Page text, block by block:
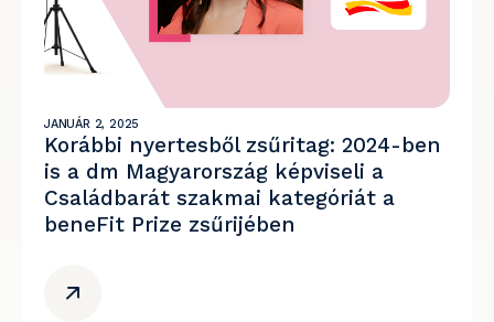
JANUÁR 2, 2025
Korábbi nyertesből zsűritag: 2024-ben
is a dm Magyarország képviseli a
Családbarát szakmai kategóriát a
beneFit Prize zsűrijében